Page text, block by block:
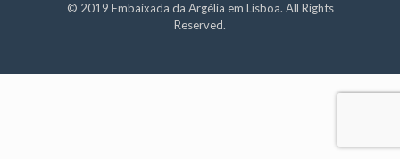
© 2019 Embaixada da Argélia em Lisboa. All Rights
Reserved.